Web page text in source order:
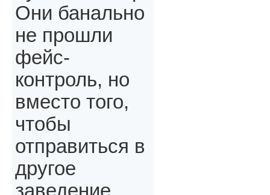
Они банально
не прошли
фейс-
контроль, но
вместо того,
чтобы
отправиться в
другое